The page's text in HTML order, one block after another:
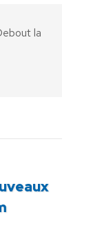
la